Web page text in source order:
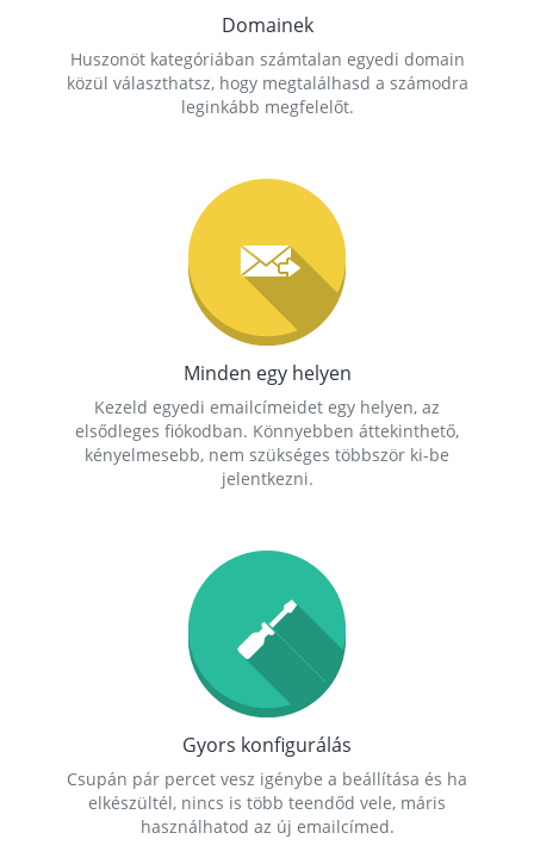
Domainek
Huszonöt kategóriában számtalan egyedi domain
közül választhatsz, hogy megtalálhasd a számodra
leginkább megfelelőt.
Minden egy helyen
Kezeld egyedi emailcímeidet egy helyen, az
elsődleges fiókodban. Könnyebben áttekinthető,
kényelmesebb, nem szükséges többször ki-be
jelentkezni.
Gyors konfigurálás
Csupán pár percet vesz igénybe a beállítása és ha
elkészültél, nincs is több teendőd vele, máris
használhatod az új emailcímed.